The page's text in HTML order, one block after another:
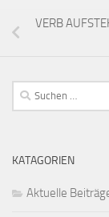
VERB
Suchen
nach:
KATAGORIEN
Aktuelle